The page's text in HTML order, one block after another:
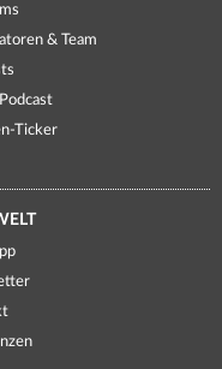
& Team
Ticker